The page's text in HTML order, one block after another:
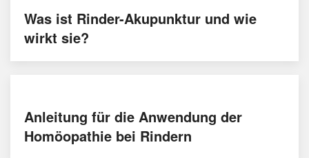
Was ist Rinder-Akupunktur und wie
wirkt sie?
Anleitung für die Anwendung der
Homöopathie bei Rindern